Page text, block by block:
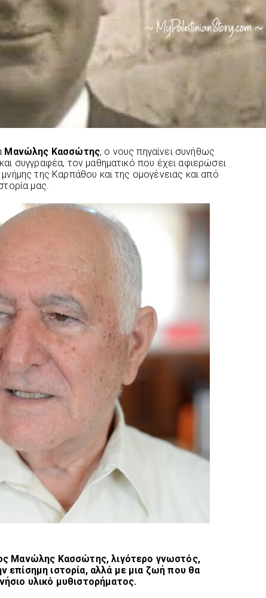
Μανώλης Κασσώτης, ο νους πηγαίνει συνήθως
συγγραφέα, τον μαθηματικό που έχει αφιερώσει
της Καρπάθου και της ομογένειας και από
μας.
Μανώλης Κασσώτης, λιγότερο γνωστός,
επίσημη ιστορία, αλλά με μια ζωή που θα
υλικό μυθιστορήματος.